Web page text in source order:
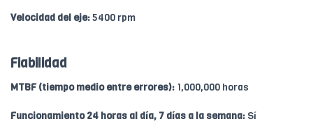
Velocidad del eje:5400 rpm
Fiabilidad
MTBF (tiempo medio entre errores): 1,000,000 horas
Funcionamiento 24 horas al día, 7 días a la semana: Sí